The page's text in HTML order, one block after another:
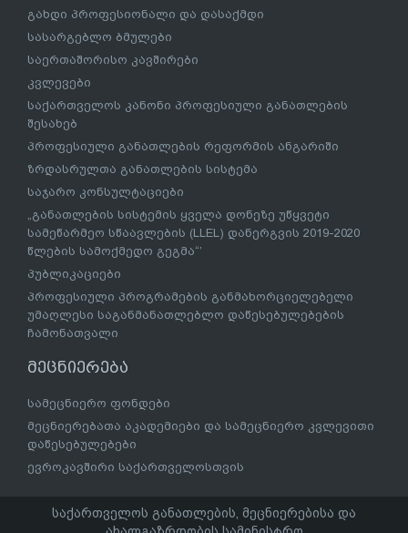
გახდი პროფესიონალი და დასაქმდი
სასარგებლო ბმულები
საერთაშორისო კავშირები
კვლევები
საქართველოს კანონი პროფესიული განათლების
შესახებ
პროფესიული განათლების რეფორმის ანგარიში
ზრდასრულთა განათლების სისტემა
საჯარო კონსულტაციები
„განათლების სისტემის ყველა დონეზე უწყვეტი
სამეწარმეო სწაავლების (LLEL) დანერგვის 2019-2020
წლების სამოქმედო გეგმა“’
პუბლიკაციები
პროფესიული პროგრამების განმახორციელებელი
უმაღლესი საგანმანათლებლო დაწესებულებების
ჩამონათვალი
მეცნიერება
სამეცნიერო ფონდები
მეცნიერებათა აკადემიები და სამეცნიერო კვლევითი
დაწესებულებები
ევროკავშირი საქართველოსთვის
საქართველოს განათლების, მეცნიერებისა და